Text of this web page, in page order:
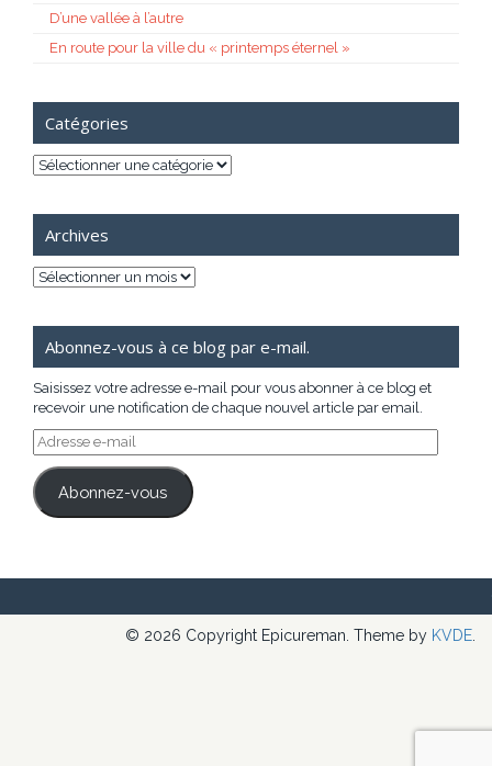
D’une vallée à l’autre
En route pour la ville du « printemps éternel »
Catégories
Catégories
Archives
Archives
Abonnez-vous à ce blog par e-mail.
Saisissez votre adresse e-mail pour vous abonner à ce blog et
recevoir une notification de chaque nouvel article par email.
Adresse
e-
mail
Abonnez-vous
© 2026 Copyright Epicureman. Theme by KVDE.